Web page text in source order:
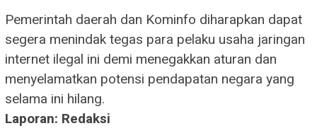
Pemerintah daerah dan Kominfo diharapkan dapat
segera menindak tegas para pelaku usaha jaringan
internet ilegal ini demi menegakkan aturan dan
menyelamatkan potensi pendapatan negara yang
selama ini hilang.
Laporan: Redaksi